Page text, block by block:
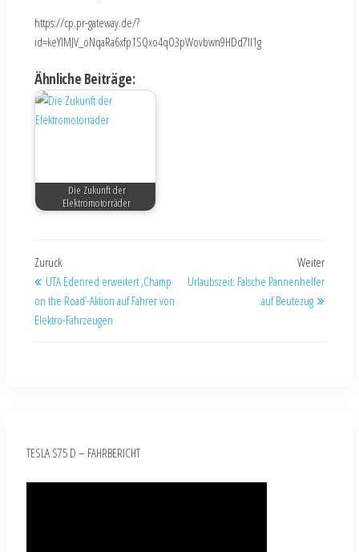
https://cp.pr-gateway.de/?
id=keYlMJV_oNqaRa6xfp1SQxo4qO3pWovbwn9HDd7Il1g
Ähnliche Beiträge:
Die Zukunft der
Elektromotorräder
Zurück
UTA Edenred erweitert ‚Champ
on the Road’-Aktion auf Fahrer von
Elektro-Fahrzeugen
Weiter
Urlaubszeit: Falsche Pannenhelfer
auf Beutezug
TESLA S75 D – FAHRBERICHT